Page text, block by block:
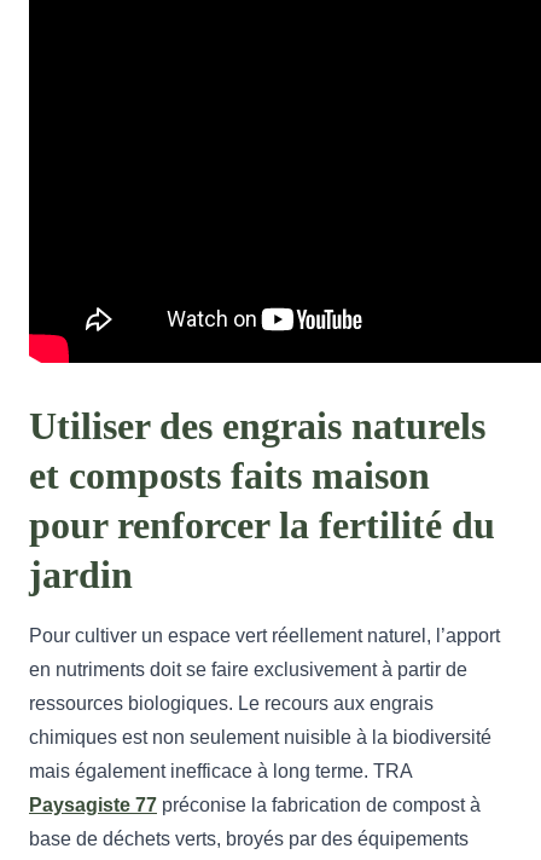
Utiliser des engrais naturels
et composts faits maison
pour renforcer la fertilité du
jardin
Pour cultiver un espace vert réellement naturel, l’apport
en nutriments doit se faire exclusivement à partir de
ressources biologiques. Le recours aux engrais
chimiques est non seulement nuisible à la biodiversité
mais également inefficace à long terme. TRA
Paysagiste 77 préconise la fabrication de compost à
base de déchets verts, broyés par des équipements